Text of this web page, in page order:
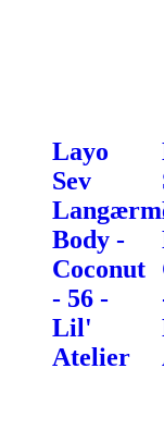
Layo
Sev
Body -
Coconut
- 56 -
Lil'
Atelier